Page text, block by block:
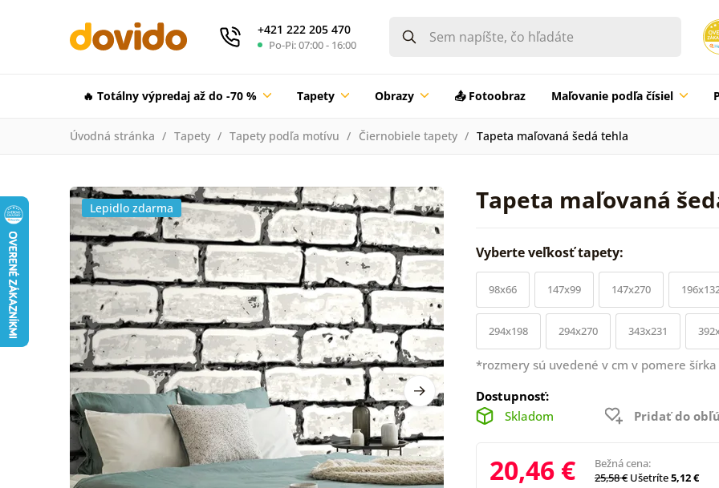
+421 222 205 470
Po-Pi: 07:00 - 16:00
🔥 Totálny výpredaj až do -70 % Tapety Obrazy 📤 Fotoobraz Maľovanie podľa čísiel
Úvodná stránka Tapety Tapety podľa motívu Čiernobiele tapety Tapeta maľovaná šedá tehla
Tapeta maľovaná
Lepidlo zdarma
Vyberte veľkosť tapety:
98x66 147x99 147x270
294x198 294x270 343x231
*rozmery sú uvedené v cm v pomere šírka
Dostupnosť:
Skladom
Pridať do
20,46 €
Bežná cena:
25,58 € Ušetríte5,12 €